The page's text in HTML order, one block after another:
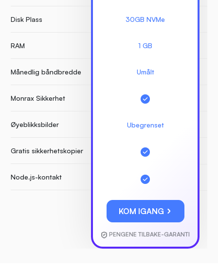
Disk Plass
RAM
Månedlig båndbredde
Monrax Sikkerhet
Øyeblikksbilder
Gratis sikkerhetskopier
Node.js-kontakt
30GB NVMe
1 GB
Umålt
Ubegrenset
KOM IGANG
PENGENE TILBAKE-GARANTI